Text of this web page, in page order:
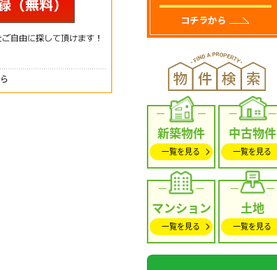
新築物件
一覧を見る
中古物件
一覧を見る
マンション
一覧を見る
土地
一覧を見る